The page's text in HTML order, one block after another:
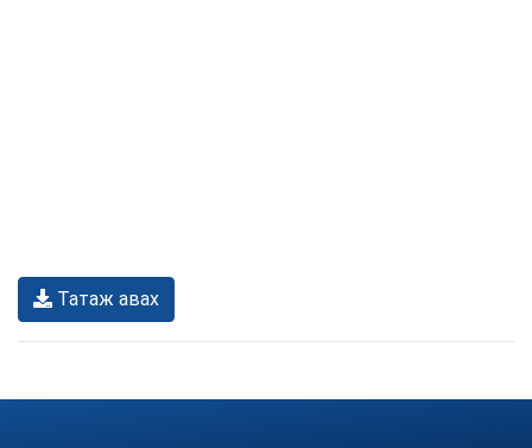
Татаж авах